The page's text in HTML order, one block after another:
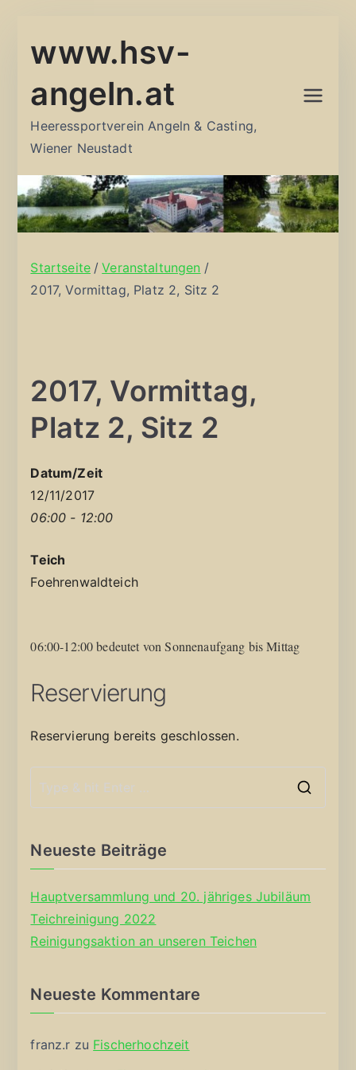
Inhalt
www.hsv-
angeln.at
Heeressportverein Angeln & Casting,
Wiener Neustadt
Startseite
Veranstaltungen
2017, Vormittag, Platz 2, Sitz 2
2017, Vormittag,
Platz 2, Sitz 2
Datum/Zeit
12/11/2017
06:00 - 12:00
Teich
Foehrenwaldteich
06:00-12:00 bedeutet von Sonnenaufgang bis Mittag
Reservierung
Reservierung bereits geschlossen.
Neueste Beiträge
Hauptversammlung und 20. jähriges Jubiläum
Teichreinigung 2022
Reinigungsaktion an unseren Teichen
Neueste Kommentare
franz.r zu Fischerhochzeit